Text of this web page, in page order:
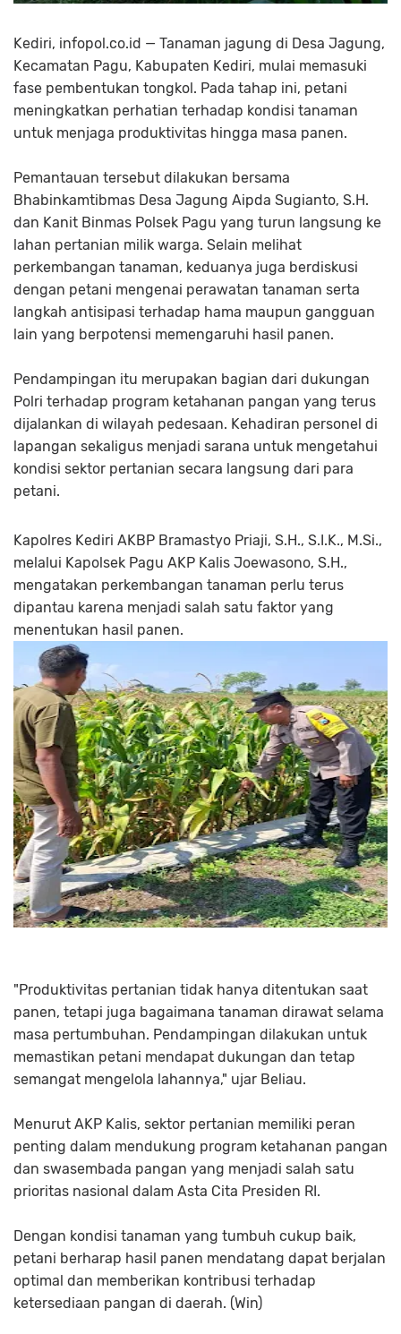
Kediri, infopol.co.id — Tanaman jagung di Desa Jagung,
Kecamatan Pagu, Kabupaten Kediri, mulai memasuki
fase pembentukan tongkol. Pada tahap ini, petani
meningkatkan perhatian terhadap kondisi tanaman
untuk menjaga produktivitas hingga masa panen.
Pemantauan tersebut dilakukan bersama
Bhabinkamtibmas Desa Jagung Aipda Sugianto, S.H.
dan Kanit Binmas Polsek Pagu yang turun langsung ke
lahan pertanian milik warga. Selain melihat
perkembangan tanaman, keduanya juga berdiskusi
dengan petani mengenai perawatan tanaman serta
langkah antisipasi terhadap hama maupun gangguan
lain yang berpotensi memengaruhi hasil panen.
Pendampingan itu merupakan bagian dari dukungan
Polri terhadap program ketahanan pangan yang terus
dijalankan di wilayah pedesaan. Kehadiran personel di
lapangan sekaligus menjadi sarana untuk mengetahui
kondisi sektor pertanian secara langsung dari para
petani.
Kapolres Kediri AKBP Bramastyo Priaji, S.H., S.I.K., M.Si.,
melalui Kapolsek Pagu AKP Kalis Joewasono, S.H.,
mengatakan perkembangan tanaman perlu terus
dipantau karena menjadi salah satu faktor yang
menentukan hasil panen.
"Produktivitas pertanian tidak hanya ditentukan saat
panen, tetapi juga bagaimana tanaman dirawat selama
masa pertumbuhan. Pendampingan dilakukan untuk
memastikan petani mendapat dukungan dan tetap
semangat mengelola lahannya," ujar Beliau.
Menurut AKP Kalis, sektor pertanian memiliki peran
penting dalam mendukung program ketahanan pangan
dan swasembada pangan yang menjadi salah satu
prioritas nasional dalam Asta Cita Presiden RI.
Dengan kondisi tanaman yang tumbuh cukup baik,
petani berharap hasil panen mendatang dapat berjalan
optimal dan memberikan kontribusi terhadap
ketersediaan pangan di daerah. (Win)